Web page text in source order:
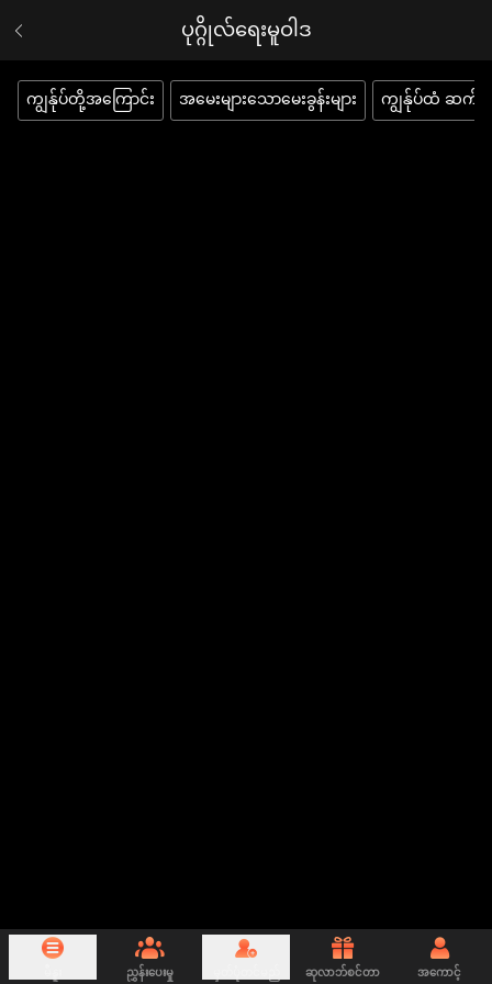
ပုဂ္ဂိုလ်ရေးမူဝါဒ
ကျွန်ုပ်တို့အကြောင်း အမေးများသောမေးခွန်းများ ကျွန်ုပ်ထံ ဆက်
ညွှန်းပေးမှု ဆုလာဘ်စင်တာ အကောင့်